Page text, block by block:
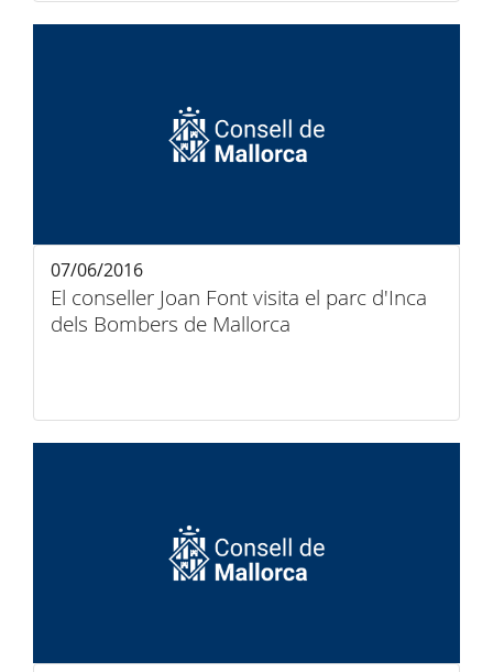
El conseller Joan Font visita el parc d'Inca
dels Bombers de Mallorca
07/06/2016